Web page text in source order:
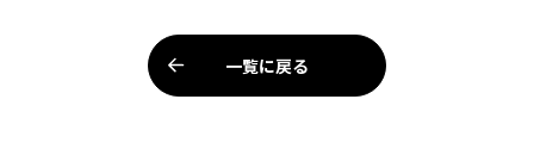
一覧に戻る